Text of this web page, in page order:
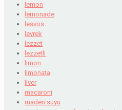
lemon
lemonade
lesvos
levrek
lezzet
lezzetli
limon
limonata
liver
macaroni
maden suyu